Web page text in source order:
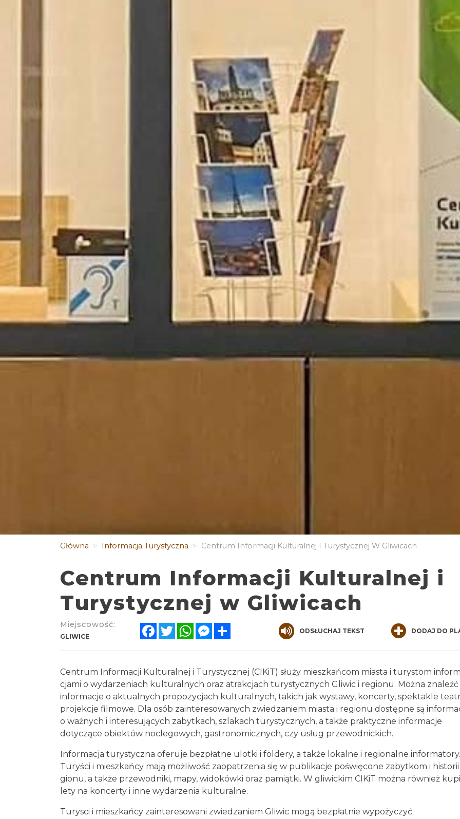
Główna Informacja Turystyczna Centrum Informacji Kulturalnej I Turystycznej W Gliwicach
Centrum Informacji Kulturalnej i
Turystycznej w Gliwicach
Miejscowość:
GLIWICE
FacebookTwitterWhatsAppMessenger ODSŁUCHAJ TEKST DODAJ DO
Centrum Informacji Kulturalnej i Turystycznej (CIKiT) służy miesz­kań­com mia­sta i tu­ry­stom
cjami o wy­da­rze­niach kul­tural­nych oraz a­trak­cjach tu­ry­stycz­nych Gli­wic i re­gio­nu. Można
in­for­ma­cje o ak­tu­al­nych pro­pozy­cjach kul­tural­nych, ta­kich jak wy­sta­wy, kon­cer­ty, spek­ta­kle
pro­jek­cje fil­mo­we. Dla osób za­in­te­reso­wanych zwie­dza­niem mia­sta i re­gio­nu do­stęp­ne są
o waż­nych i in­te­resu­ją­cych zabytkach, szla­kach tu­ry­stycz­nych, a także prak­tycz­ne in­for­ma­cje
dotyczące o­biek­tów noc­le­gowych, ga­stro­nomicz­nych, czy usług przewodnickich.
Informacja turystyczna oferuje bez­płat­ne u­lot­ki i fol­de­ry, a także lo­kal­ne i re­gio­nal­ne in­for­ma­tory.
Turyści i mieszkańcy mają moż­li­wość za­opatrze­nia się w pu­bli­ka­cje po­świę­cone za­byt­kom i
gio­nu, a także prze­wod­ni­ki, mapy, widokówki oraz pa­miąt­ki. W gli­wic­kim CIKiT można również
le­ty na kon­cer­ty i inne wydarzenia kulturalne.
Turysci i mieszkańcy zainteresowani zwiedzaniem Gliwic mogą bezpłatnie wypożyczyć